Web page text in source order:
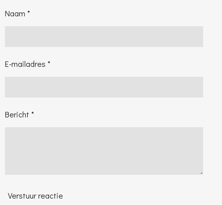
Naam *
E-mailadres *
Bericht *
Verstuur reactie